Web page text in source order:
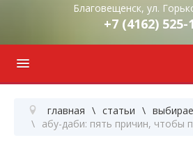
Благовещенск, ул.
+7 (4162) 525-
главная статьи
абу-даби: пять причин, чтобы